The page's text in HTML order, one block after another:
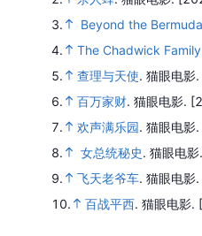
3.
Beyond the
4.
The Chadwick Family
5.
查理与天使. 猫眼电影.
6.
百万家财. 猫眼电影.
7.
欢声满乐园. 猫眼电影.
8.
女总统秘史. 猫眼电
9.
飞天老爷车. 猫眼电影.
10.
百战平西. 猫眼电影.